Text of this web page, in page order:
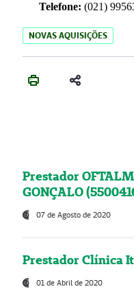
Telefone: (021)
NOVAS AQUISIÇÕES
Prestador
GONÇALO
07 de Agosto de 2020
Prestador Clínica
01 de Abril de 2020